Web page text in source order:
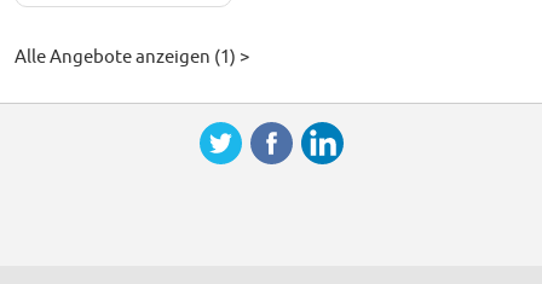
Alle Angebote anzeigen (1) >